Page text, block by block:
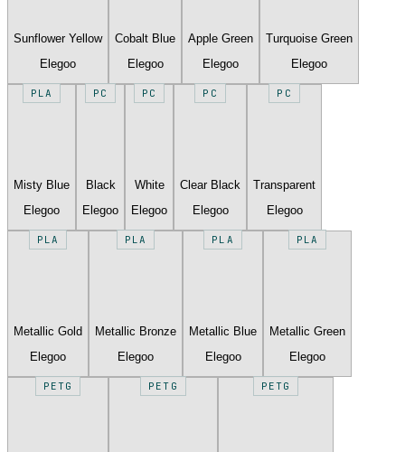
Sunflower Yellow
Elegoo
Cobalt Blue
Elegoo
Apple Green
Elegoo
Turquoise Green
Elegoo
PLA
Misty Blue
Elegoo
PC
Black
Elegoo
PC
White
Elegoo
PC
Clear Black
Elegoo
PC
Transparent
Elegoo
PLA
Metallic Gold
Elegoo
PLA
Metallic Bronze
Elegoo
PLA
Metallic Blue
Elegoo
PLA
Metallic Green
Elegoo
PETG PETG PETG